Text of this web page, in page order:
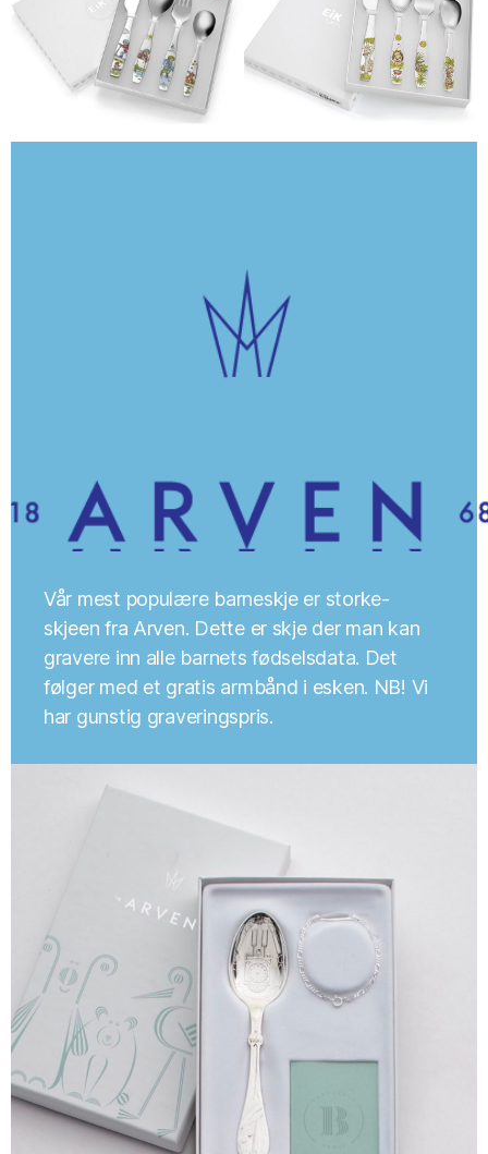
Vår mest populære barneskje er storke-
skjeen fra Arven. Dette er skje der man kan
gravere inn alle barnets fødselsdata. Det
følger med et gratis armbånd i esken. NB! Vi
har gunstig graveringspris.